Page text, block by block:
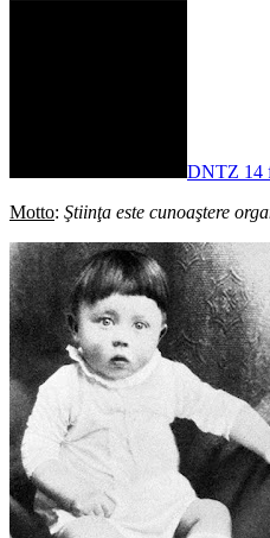
DNTZ 14
Motto: Ştiinţa este cunoaştere